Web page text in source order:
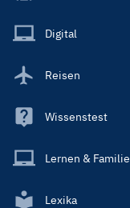
Main
Digital
Reisen
Wissenstest
Lernen & Familie
Lexika